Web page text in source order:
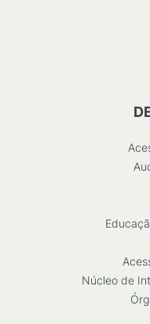
Núcleo de